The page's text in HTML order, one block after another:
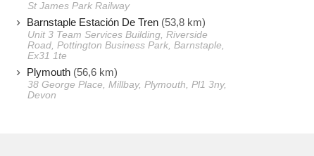
St James Park Railway
Barnstaple Estación De Tren (53,8 km)
Unit 3 Team Services Building, Riverside
Road, Pottington Business Park, Barnstaple,
Ex31 1te
Plymouth (56,6 km)
38 George Place, Millbay, Plymouth, Pl1 3ny,
Devon